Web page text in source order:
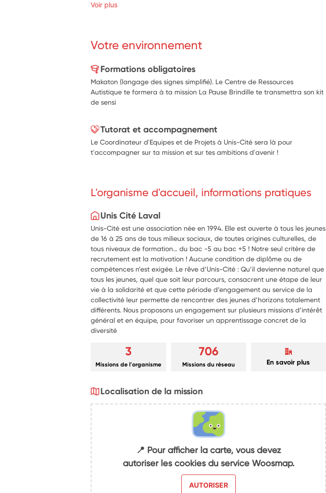
Voir plus
Votre environnement
Formations obligatoires
Makaton (langage des signes simplifié). Le Centre de Ressources
Autistique te formera à ta mission La Pause Brindille te transmettra son kit
de sensi
Tutorat et accompagnement
Le Coordinateur d'Equipes et de Projets à Unis-Cité sera là pour
t'accompagner sur ta mission et sur tes ambitions d'avenir !
L'organisme d'accueil, informations pratiques
Unis Cité Laval
Unis-Cité est une association née en 1994. Elle est ouverte à tous les jeunes
de 16 à 25 ans de tous milieux sociaux, de toutes origines culturelles, de
tous niveaux de formation… du bac -5 au bac +5 ! Notre seul critère de
recrutement est la motivation ! Aucune condition de diplôme ou de
compétences n’est exigée. Le rêve d’Unis-Cité : Qu’il devienne naturel que
tous les jeunes, quel que soit leur parcours, consacrent une étape de leur
vie à la solidarité et que cette période d’engagement au service de la
collectivité leur permette de rencontrer des jeunes d’horizons totalement
différents. Nous proposons un engagement sur plusieurs missions d’intérêt
général et en équipe, pour favoriser un apprentissage concret de la
diversité
3
Missions de l'organisme
706
Missions du réseau En savoir plus
Localisation de la mission
📍 Pour afficher la carte, vous devez
autoriser les cookies du service Woosmap.
AUTORISER